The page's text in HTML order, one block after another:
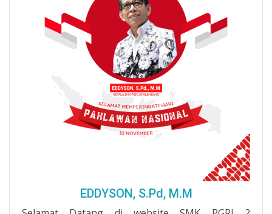
EDDYSON, S.Pd, M.M